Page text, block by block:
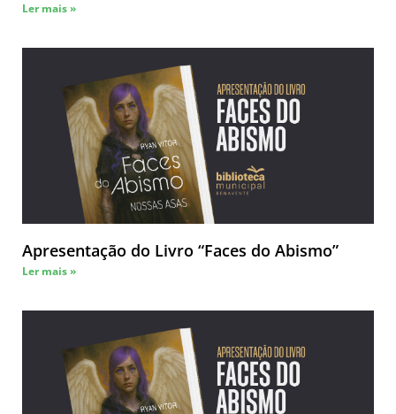
Ler mais »
Apresentação do Livro “Faces do Abismo”
Ler mais »